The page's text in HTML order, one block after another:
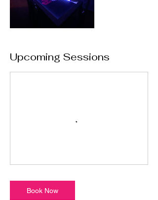
Upcoming Sessions
Book Now